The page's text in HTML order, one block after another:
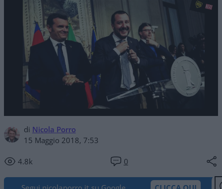
di Nicola Porro
15 Maggio 2018, 7:53
4.8k 0